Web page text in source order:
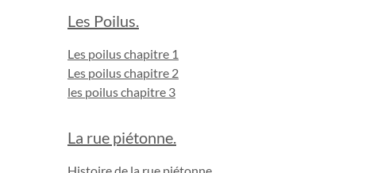
Les Poilus.
Les poilus chapitre 1
Les poilus chapitre 2
les poilus chapitre 3
La rue piétonne.